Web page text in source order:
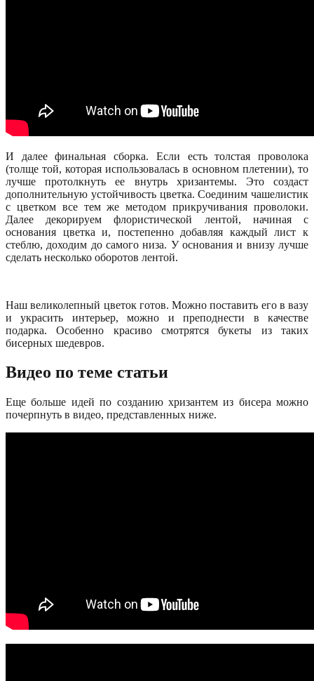
И далее финальная сборка. Если есть толстая проволока
(толще той, которая использовалась в основном плетении), то
лучше протолкнуть ее внутрь хризантемы. Это создаст
дополнительную устойчивость цветка. Соединим чашелистик
с цветком все тем же методом прикручивания проволоки.
Далее декорируем флористической лентой, начиная с
основания цветка и, постепенно добавляя каждый лист к
стеблю, доходим до самого низа. У основания и внизу лучше
сделать несколько оборотов лентой.
Наш великолепный цветок готов. Можно поставить его в вазу
и украсить интерьер, можно и преподнести в качестве
подарка. Особенно красиво смотрятся букеты из таких
бисерных шедевров.
Видео по теме статьи
Еще больше идей по созданию хризантем из бисера можно
почерпнуть в видео, представленных ниже.